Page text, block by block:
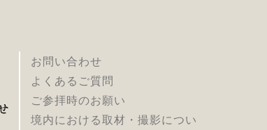
お問い合わせ
よくあるご質問
ご参拝時のお願い
境内における取材・撮影につい